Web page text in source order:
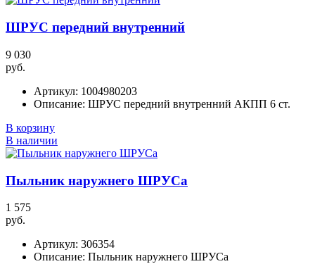
ШРУС передний внутренний
9 030
руб.
Артикул: 1004980203
Описание: ШРУС передний внутренний АКПП 6 ст.
В корзину
В наличии
Пыльник наружнего ШРУСа
1 575
руб.
Артикул: 306354
Описание: Пыльник наружнего ШРУСа